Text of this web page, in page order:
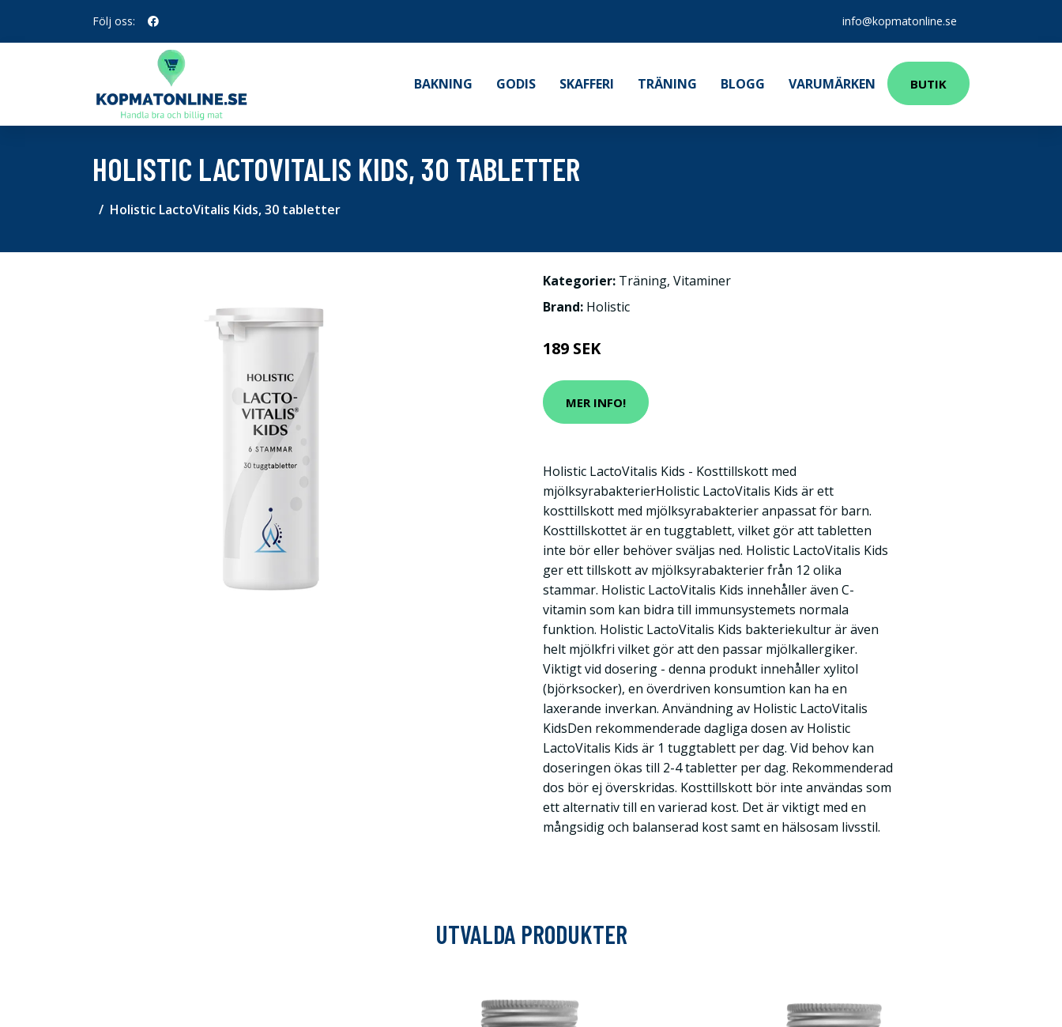
Följ oss: info@kopmatonline.se
BAKNING GODIS SKAFFERI TRÄNING BLOGG VARUMÄRKEN BUTIK
HOLISTIC LACTOVITALIS KIDS, 30 TABLETTER
Holistic LactoVitalis Kids, 30 tabletter
Kategorier: Träning, Vitaminer
Brand: Holistic
189 SEK
MER INFO!
Holistic LactoVitalis Kids - Kosttillskott med
mjölksyrabakterierHolistic LactoVitalis Kids är ett
kosttillskott med mjölksyrabakterier anpassat för barn.
Kosttillskottet är en tuggtablett, vilket gör att tabletten
inte bör eller behöver sväljas ned. Holistic LactoVitalis Kids
ger ett tillskott av mjölksyrabakterier från 12 olika
stammar. Holistic LactoVitalis Kids innehåller även C-
vitamin som kan bidra till immunsystemets normala
funktion. Holistic LactoVitalis Kids bakteriekultur är även
helt mjölkfri vilket gör att den passar mjölkallergiker.
Viktigt vid dosering - denna produkt innehåller xylitol
(björksocker), en överdriven konsumtion kan ha en
laxerande inverkan. Användning av Holistic LactoVitalis
KidsDen rekommenderade dagliga dosen av Holistic
LactoVitalis Kids är 1 tuggtablett per dag. Vid behov kan
doseringen ökas till 2-4 tabletter per dag. Rekommenderad
dos bör ej överskridas. Kosttillskott bör inte användas som
ett alternativ till en varierad kost. Det är viktigt med en
mångsidig och balanserad kost samt en hälsosam livsstil.
UTVALDA PRODUKTER